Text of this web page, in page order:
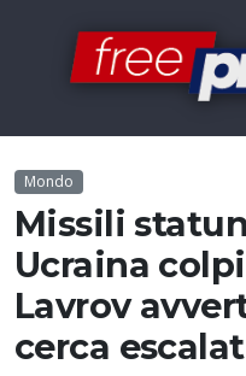
Mondo
Missili
Ucraina
Lavrov
cerca